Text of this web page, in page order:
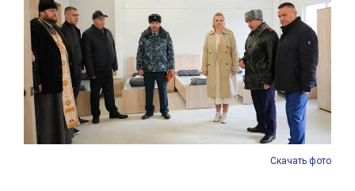
Скачать фото